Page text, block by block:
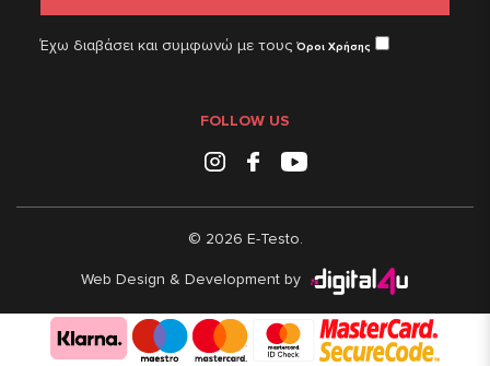
Έχω διαβάσει και συμφωνώ με τουςΌροι Χρήσης
FOLLOW US
InstagramFacebook Youtube
© 2026 E-Testo.
Web Design & Development by